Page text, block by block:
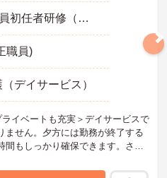
■介護職員初任者研修（ヘルパー2級）以上、介護福祉士 いずれか ■普通自動車運転免許（AT限定可）（エリアにより必須） ■経験：不問
職員)
デイサービス）
イベートも充実＞デイサービスで
ません。夕方には勤務が終了する
もしっかり確保できます。さら
理なく働き続けられるリズムが整